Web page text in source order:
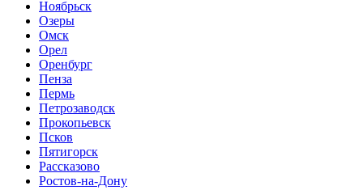
Ноябрьск
Озеры
Омск
Орел
Оренбург
Пенза
Пермь
Петрозаводск
Прокопьевск
Псков
Пятигорск
Рассказово
Ростов-на-Дону